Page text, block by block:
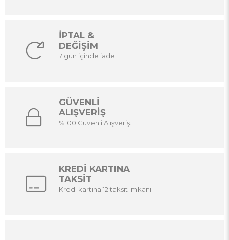
İPTAL &
DEĞİŞİM
7 gün içinde iade.
GÜVENLİ
ALIŞVERİŞ
%100 Güvenli Alışveriş.
KREDİ KARTINA
TAKSİT
Kredi kartına 12 taksit imkanı.